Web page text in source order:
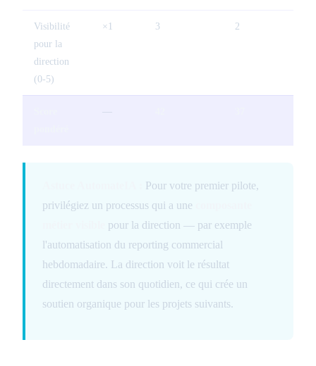
Visibilité
pour la
direction
(0-5)
×1 3 2
—
Pour votre premier pilote,
privilégiez un processus qui a une
pour la direction — par exemple
l'automatisation du reporting commercial
hebdomadaire. La direction voit le résultat
directement dans son quotidien, ce qui crée un
soutien organique pour les projets suivants.